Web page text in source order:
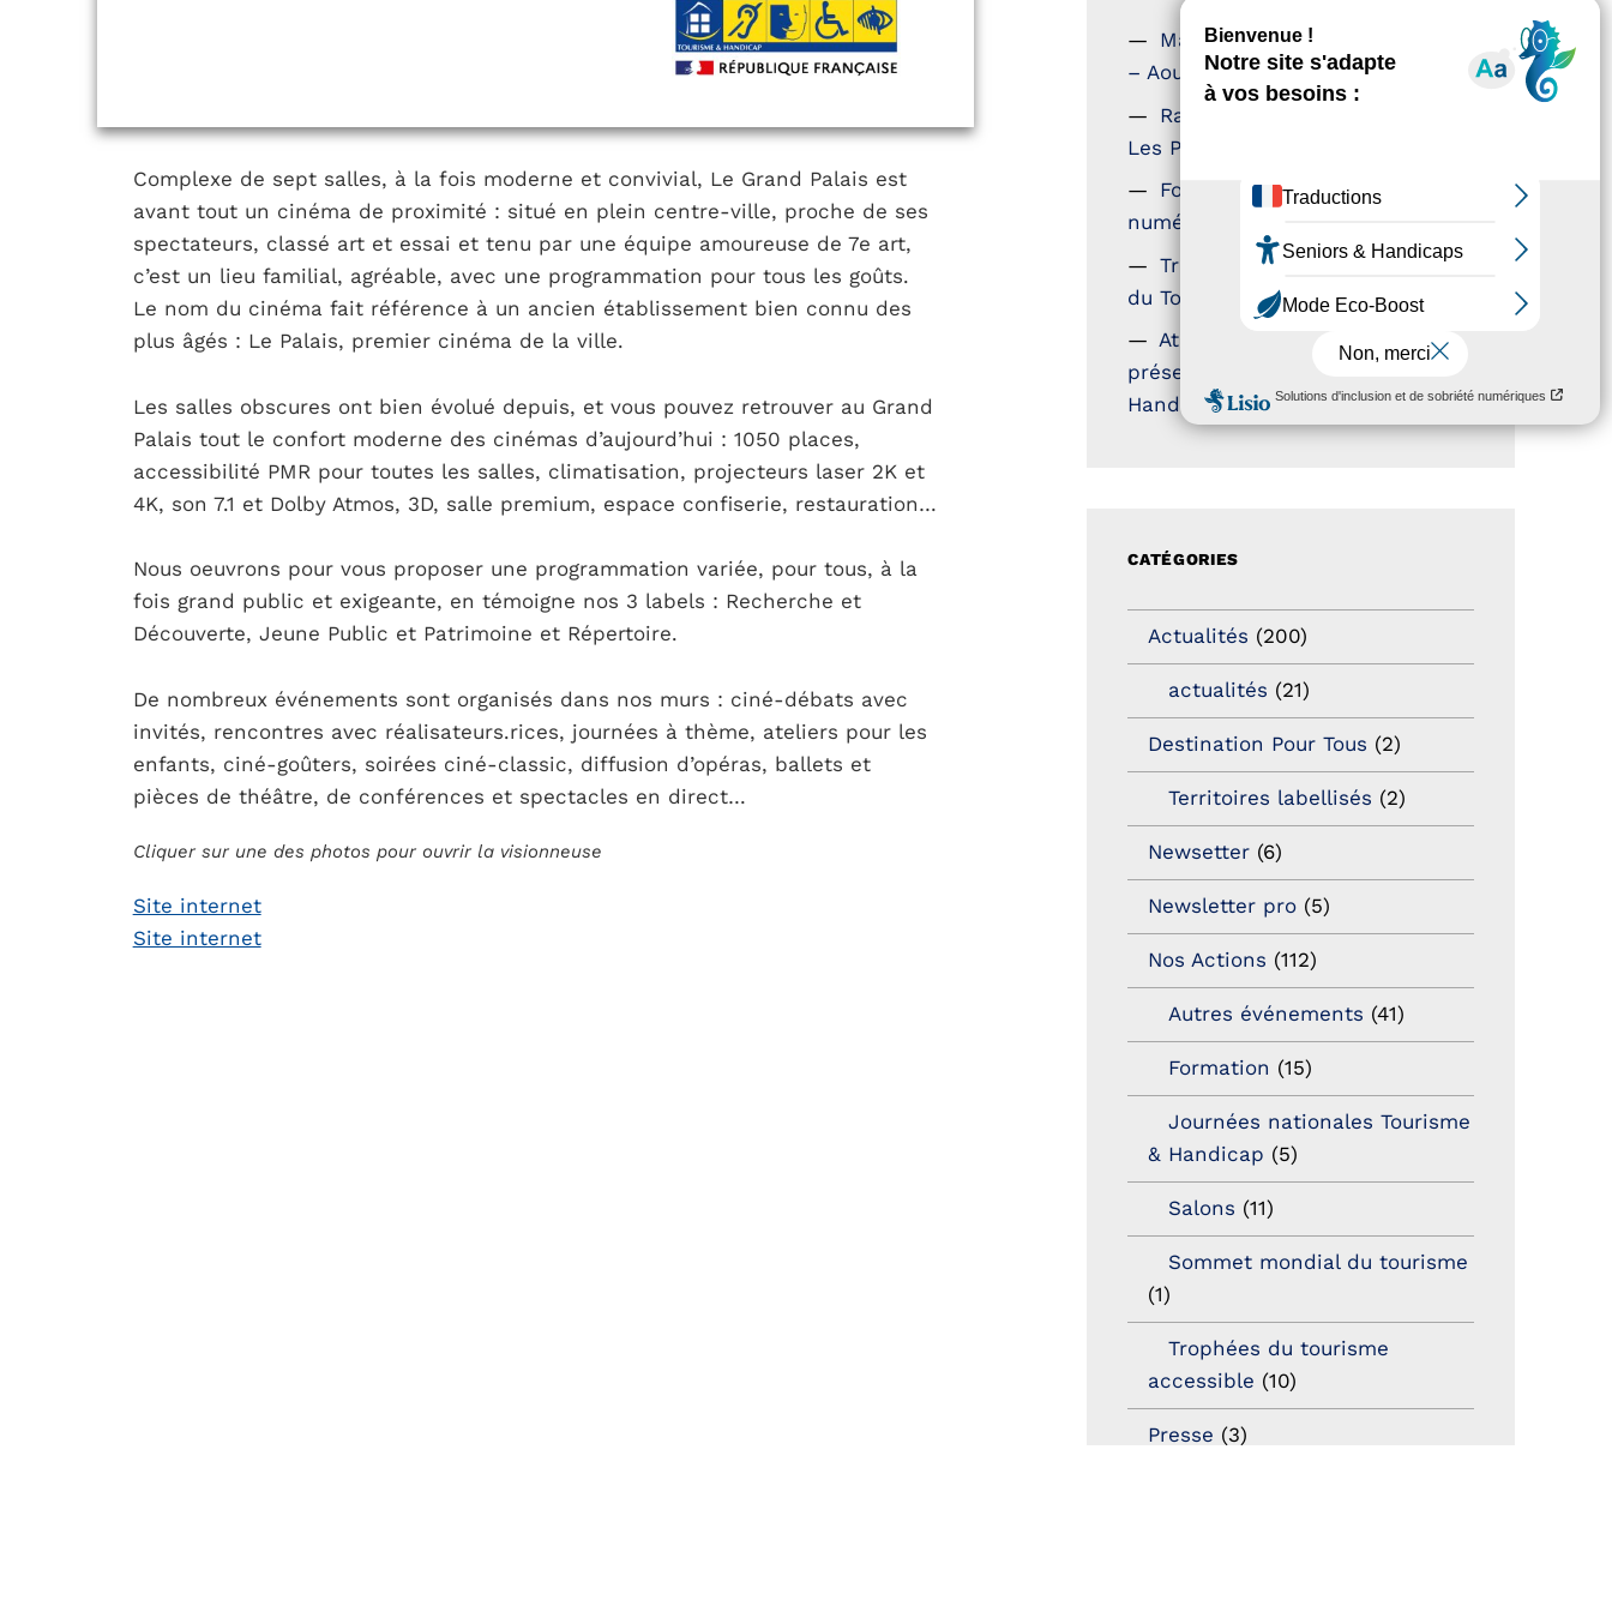
Complexe de sept salles, à la fois moderne et convivial, Le Grand Palais est
avant tout un cinéma de proximité : situé en plein centre-ville, proche de ses
spectateurs, classé art et essai et tenu par une équipe amoureuse de 7e art,
c’est un lieu familial, agréable, avec une programmation pour tous les goûts.
Le nom du cinéma fait référence à un ancien établissement bien connu des
plus âgés : Le Palais, premier cinéma de la ville.
Les salles obscures ont bien évolué depuis, et vous pouvez retrouver au Grand
Palais tout le confort moderne des cinémas d’aujourd’hui : 1050 places,
accessibilité PMR pour toutes les salles, climatisation, projecteurs laser 2K et
4K, son 7.1 et Dolby Atmos, 3D, salle premium, espace confiserie, restauration…
Nous oeuvrons pour vous proposer une programmation variée, pour tous, à la
fois grand public et exigeante, en témoigne nos 3 labels : Recherche et
Découverte, Jeune Public et Patrimoine et Répertoire.
De nombreux événements sont organisés dans nos murs : ciné-débats avec
invités, rencontres avec réalisateurs.rices, journées à thème, ateliers pour les
enfants, ciné-goûters, soirées ciné-classic, diffusion d’opéras, ballets et
pièces de théâtre, de conférences et spectacles en direct…
Cliquer sur une des photos pour ouvrir la visionneuse
Site internet
Site internet
Magazine Tourisme Accessible
– Aout 2026
Rallye Aicha des Gazelles –
Les Petillantes
Formation Communication
numérique
Trophées Horizons – Acteurs
du Tourisme Durable
Atout France – flyer
présentation label Tourisme &
Handicap
CATÉGORIES
Actualités (200)
actualités (21)
Destination Pour Tous (2)
Territoires labellisés (2)
Newsetter (6)
Newsletter pro (5)
Nos Actions (112)
Autres événements (41)
Formation (15)
Journées nationales Tourisme
& Handicap (5)
Salons (11)
Sommet mondial du tourisme
(1)
Trophées du tourisme
accessible (10)
Presse (3)